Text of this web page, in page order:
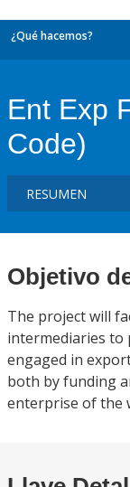
¿Qué hacemos?
Ent Exp
Code)
Objetivo
The project will
intermediaries to
engaged in
both by funding
enterprise of the